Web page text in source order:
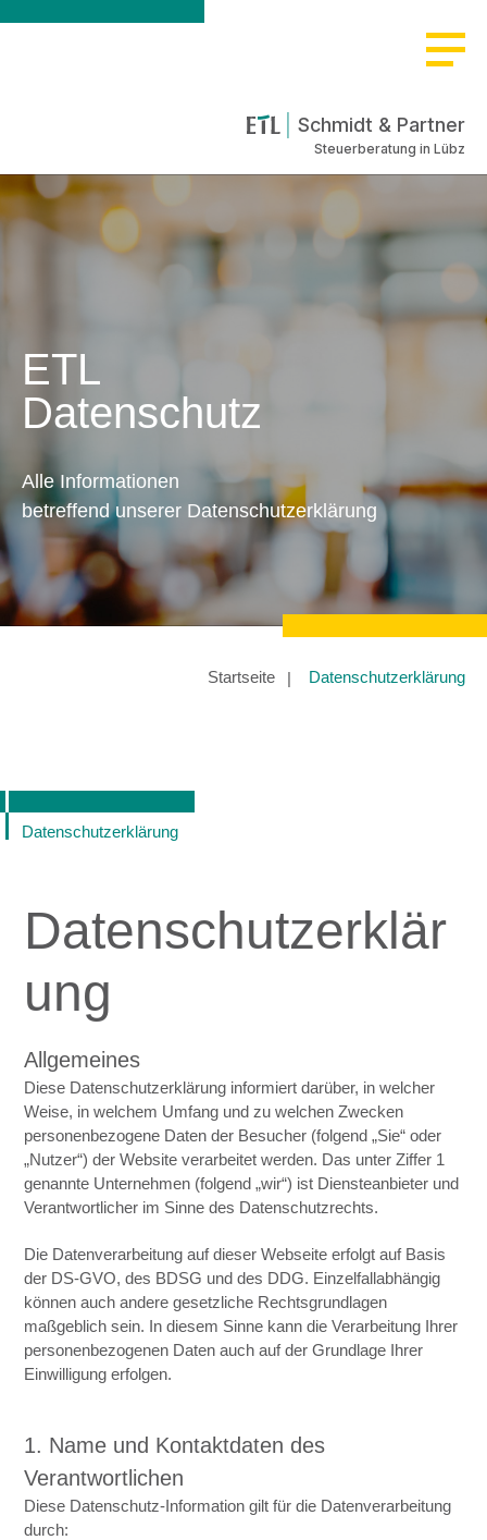
Schmidt & Partner
Steuerberatung in Lübz
ETL
Datenschutz
Alle Informationen
betreffend unserer Datenschutzerklärung
Startseite Datenschutzerklärung
Datenschutzerklärung
Datenschutzerklär
ung
Allgemeines
Diese Datenschutzerklärung informiert darüber, in welcher
Weise, in welchem Umfang und zu welchen Zwecken
personenbezogene Daten der Besucher (folgend „Sie“ oder
„Nutzer“) der Website verarbeitet werden. Das unter Ziffer 1
genannte Unternehmen (folgend „wir“) ist Diensteanbieter und
Verantwortlicher im Sinne des Datenschutzrechts.
Die Datenverarbeitung auf dieser Webseite erfolgt auf Basis
der DS-GVO, des BDSG und des DDG. Einzelfallabhängig
können auch andere gesetzliche Rechtsgrundlagen
maßgeblich sein. In diesem Sinne kann die Verarbeitung Ihrer
personenbezogenen Daten auch auf der Grundlage Ihrer
Einwilligung erfolgen.
1. Name und Kontaktdaten des
Verantwortlichen
Diese Datenschutz-Information gilt für die Datenverarbeitung
durch: